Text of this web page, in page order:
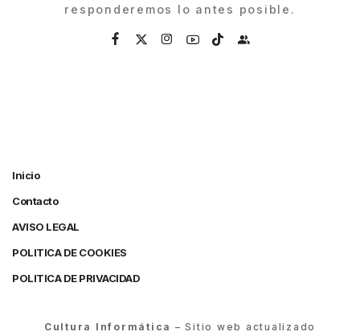
responderemos lo antes posible.
Inicio
Contacto
AVISO LEGAL
POLITICA DE COOKIES
POLITICA DE PRIVACIDAD
Cultura Informática – Sitio web actualizado